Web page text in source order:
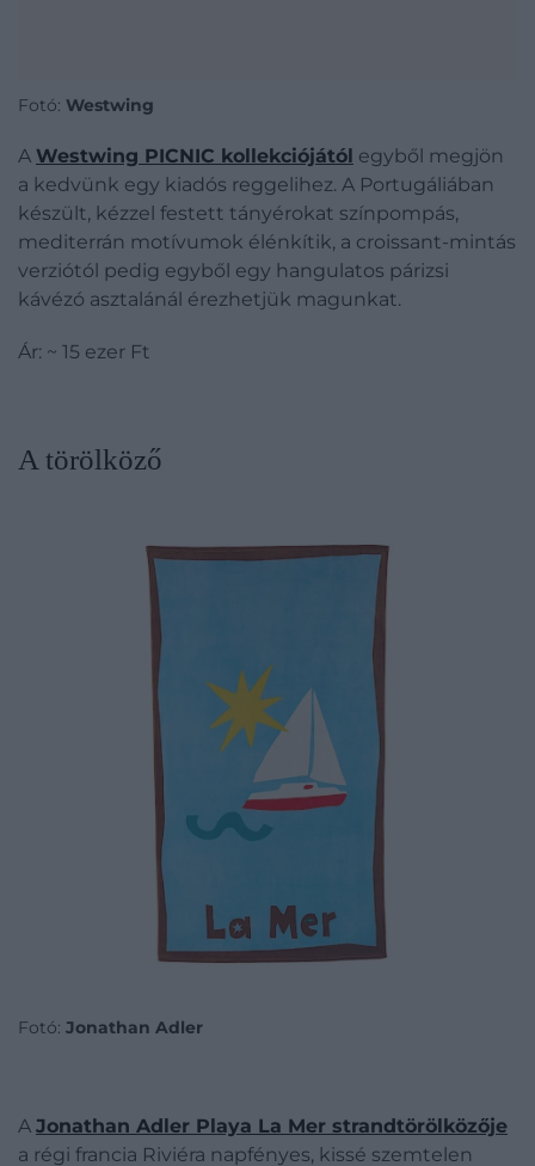
Fotó: Westwing
A Westwing PICNIC kollekciójától egyből megjön
a kedvünk egy kiadós reggelihez. A Portugáliában
készült, kézzel festett tányérokat színpompás,
mediterrán motívumok élénkítik, a croissant-mintás
verziótól pedig egyből egy hangulatos párizsi
kávézó asztalánál érezhetjük magunkat.
Ár: ~ 15 ezer Ft
A törölköző
Fotó: Jonathan Adler
A Jonathan Adler Playa La Mer strandtörölközője
a régi francia Riviéra napfényes, kissé szemtelen